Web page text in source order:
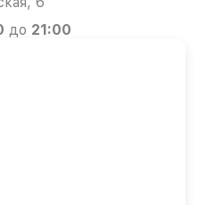
до 21:00